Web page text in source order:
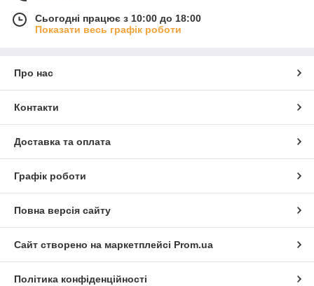
Сьогодні працює з 10:00 до 18:00
Показати весь графік роботи
Про нас
Контакти
Доставка та оплата
Графік роботи
Повна версія сайту
Сайт створено на маркетплейсі Prom.ua
Політика конфіденційності